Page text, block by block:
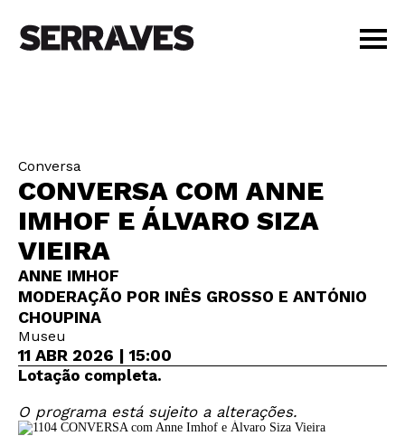
LOJA
PT | EN
BILHETES
AMIGOS
Conversa
CONVERSA COM ANNE
IMHOF E ÁLVARO SIZA
VIEIRA
ANNE IMHOF
MODERAÇÃO POR INÊS GROSSO E ANTÓNIO
CHOUPINA
Museu
11 ABR 2026 | 15:00
Lotação completa.
O programa está sujeito a alterações.